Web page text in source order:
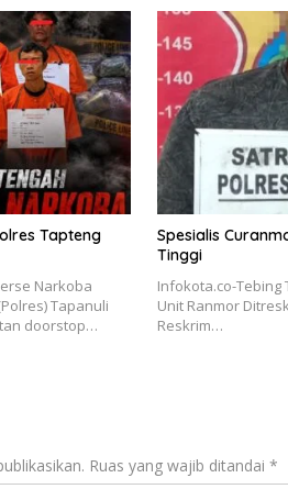
Tapteng
Narkoba
Tapanuli
doorstop…
Spesialis
Tinggi
Infokota.co-Tebing
Unit Ranmor
Reskrim…
Ruas yang wajib ditandai *